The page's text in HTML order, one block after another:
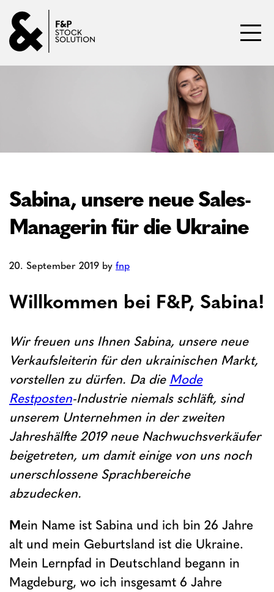
Sabina, unsere neue Sales-
Managerin für die Ukraine
20. September 2019 by fnp
Willkommen bei F&P, Sabina!
Wir freuen uns Ihnen Sabina, unsere neue
Verkaufsleiterin für den ukrainischen Markt,
vorstellen zu dürfen. Da die Mode
Restposten-Industrie niemals schläft, sind
unserem Unternehmen in der zweiten
Jahreshälfte 2019 neue Nachwuchsverkäufer
beigetreten, um damit einige von uns noch
unerschlossene Sprachbereiche
abzudecken.
Mein Name ist Sabina und ich bin 26 Jahre
alt und mein Geburtsland ist die Ukraine.
Mein Lernpfad in Deutschland begann in
Magdeburg, wo ich insgesamt 6 Jahre